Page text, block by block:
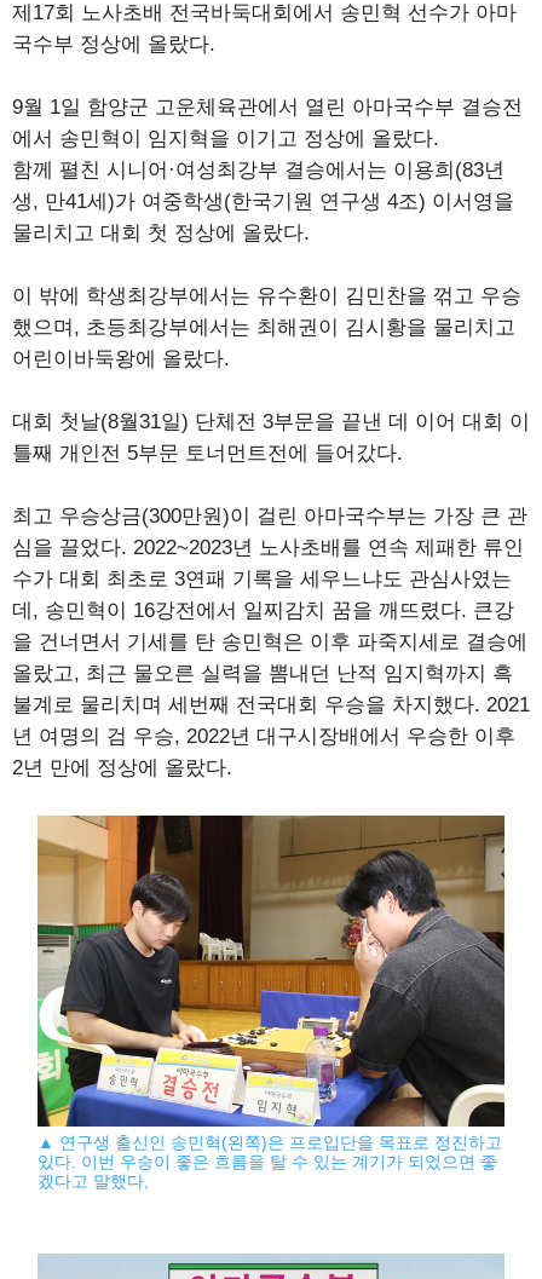
제17회 노사초배 전국바둑대회에서 송민혁 선수가 아마
국수부 정상에 올랐다.
9월 1일 함양군 고운체육관에서 열린 아마국수부 결승전
에서 송민혁이 임지혁을 이기고 정상에 올랐다.
함께 펼친 시니어·여성최강부 결승에서는 이용희(83년
생, 만41세)가 여중학생(한국기원 연구생 4조) 이서영을
물리치고 대회 첫 정상에 올랐다.
이 밖에 학생최강부에서는 유수환이 김민찬을 꺾고 우승
했으며, 초등최강부에서는 최해권이 김시황을 물리치고
어린이바둑왕에 올랐다.
대회 첫날(8월31일) 단체전 3부문을 끝낸 데 이어 대회 이
틀째 개인전 5부문 토너먼트전에 들어갔다.
최고 우승상금(300만원)이 걸린 아마국수부는 가장 큰 관
심을 끌었다. 2022~2023년 노사초배를 연속 제패한 류인
수가 대회 최초로 3연패 기록을 세우느냐도 관심사였는
데, 송민혁이 16강전에서 일찌감치 꿈을 깨뜨렸다. 큰강
을 건너면서 기세를 탄 송민혁은 이후 파죽지세로 결승에
올랐고, 최근 물오른 실력을 뽐내던 난적 임지혁까지 흑
불계로 물리치며 세번째 전국대회 우승을 차지했다. 2021
년 여명의 검 우승, 2022년 대구시장배에서 우승한 이후
2년 만에 정상에 올랐다.
▲ 연구생 출신인 송민혁(왼쪽)은 프로입단을 목표로 정진하고
있다. 이번 우승이 좋은 흐름을 탈 수 있는 계기가 되었으면 좋
겠다고 말했다,